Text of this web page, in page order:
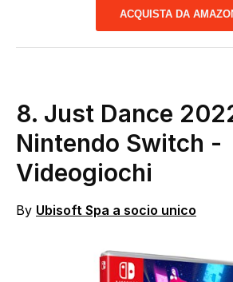
ACQUISTA DA
8. Just Dance
Nintendo Switch -
Videogiochi
By Ubisoft Spa a socio unico